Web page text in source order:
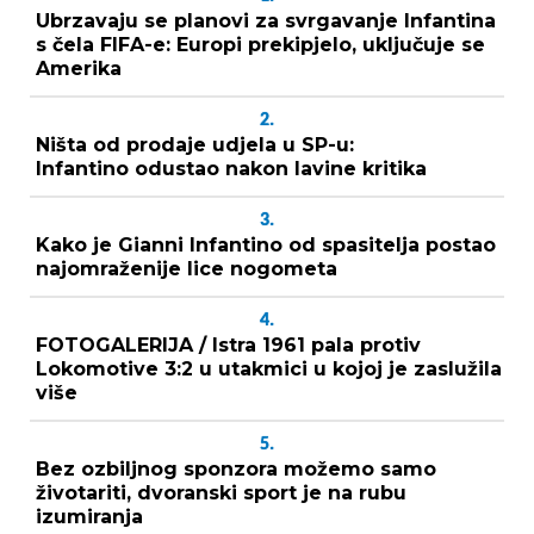
Ubrzavaju se planovi za svrgavanje Infantina
s čela FIFA-e: Europi prekipjelo, uključuje se
Amerika
2.
Ništa od prodaje udjela u SP-u:
Infantino odustao nakon lavine kritika
3.
Kako je Gianni Infantino od spasitelja postao
najomraženije lice nogometa
4.
FOTOGALERIJA / Istra 1961 pala protiv
Lokomotive 3:2 u utakmici u kojoj je zaslužila
više
5.
Bez ozbiljnog sponzora možemo samo
životariti, dvoranski sport je na rubu
izumiranja